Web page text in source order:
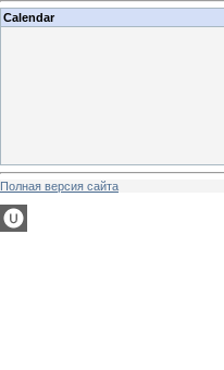
Calendar
Полная версия сайта